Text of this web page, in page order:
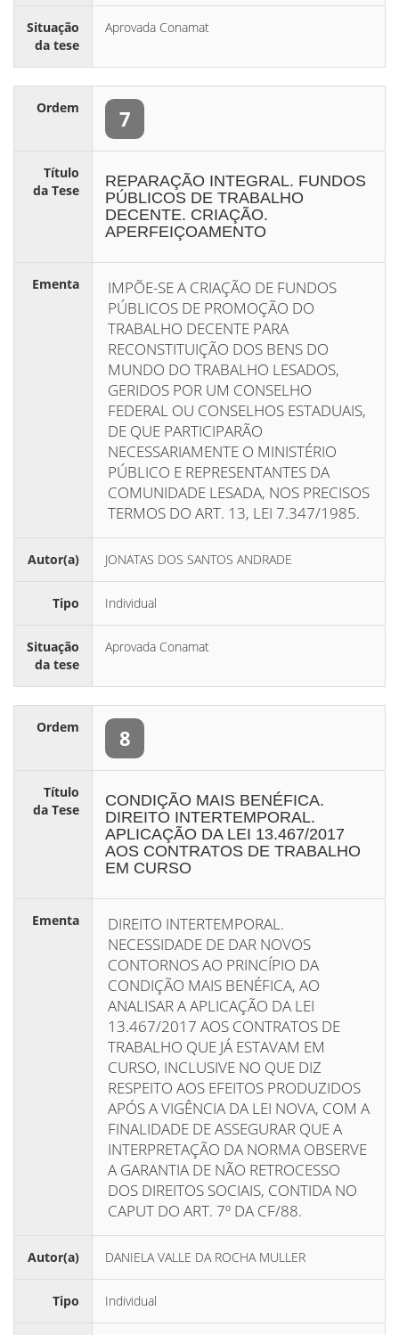
Situação
da tese
Aprovada Conamat
Ordem 7
Título
da Tese
REPARAÇÃO INTEGRAL. FUNDOS
PÚBLICOS DE TRABALHO
DECENTE. CRIAÇÃO.
APERFEIÇOAMENTO
Ementa
IMPÕE-SE A CRIAÇÃO DE FUNDOS
PÚBLICOS DE PROMOÇÃO DO
TRABALHO DECENTE PARA
RECONSTITUIÇÃO DOS BENS DO
MUNDO DO TRABALHO LESADOS,
GERIDOS POR UM CONSELHO
FEDERAL OU CONSELHOS ESTADUAIS,
DE QUE PARTICIPARÃO
NECESSARIAMENTE O MINISTÉRIO
PÚBLICO E REPRESENTANTES DA
COMUNIDADE LESADA, NOS PRECISOS
TERMOS DO ART. 13, LEI 7.347/1985.
Autor(a) JONATAS DOS SANTOS ANDRADE
Tipo Individual
Situação
da tese
Aprovada Conamat
Ordem 8
Título
da Tese
CONDIÇÃO MAIS BENÉFICA.
DIREITO INTERTEMPORAL.
APLICAÇÃO DA LEI 13.467/2017
AOS CONTRATOS DE TRABALHO
EM CURSO
Ementa
DIREITO INTERTEMPORAL.
NECESSIDADE DE DAR NOVOS
CONTORNOS AO PRINCÍPIO DA
CONDIÇÃO MAIS BENÉFICA, AO
ANALISAR A APLICAÇÃO DA LEI
13.467/2017 AOS CONTRATOS DE
TRABALHO QUE JÁ ESTAVAM EM
CURSO, INCLUSIVE NO QUE DIZ
RESPEITO AOS EFEITOS PRODUZIDOS
APÓS A VIGÊNCIA DA LEI NOVA, COM A
FINALIDADE DE ASSEGURAR QUE A
INTERPRETAÇÃO DA NORMA OBSERVE
A GARANTIA DE NÃO RETROCESSO
DOS DIREITOS SOCIAIS, CONTIDA NO
CAPUT DO ART. 7º DA CF/88.
Autor(a) DANIELA VALLE DA ROCHA MULLER
Tipo Individual